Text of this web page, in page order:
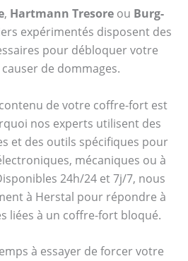
, Hartmann Tresore ou Burg-
expérimentés disposent des
pour débloquer votre
de dommages.
de votre coffre-fort est
nos experts utilisent des
et des outils spécifiques pour
mécaniques ou à
24h/24 et 7j/7, nous
à Herstal pour répondre à
liées à un coffre-fort bloqué.
à essayer de forcer votre